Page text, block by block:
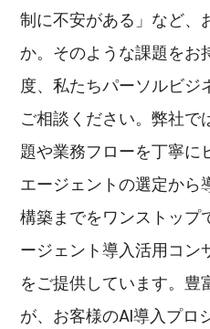
制に不安がある」など、
か。そのような課題をお
度、私たちパーソルビジ
ご相談ください。弊社で
題や業務フローを丁寧に
エージェントの選定から
構築までをワンストップ
ージェント導入活用コン
をご提供しています。豊
が、お客様のAI導入プロ